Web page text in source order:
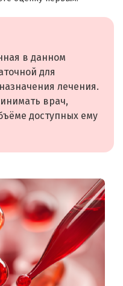
в данном
для
лечения.
врач,
доступных ему